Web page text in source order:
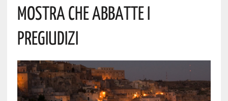
Mostra Che Abbatte I
Pregiudizi